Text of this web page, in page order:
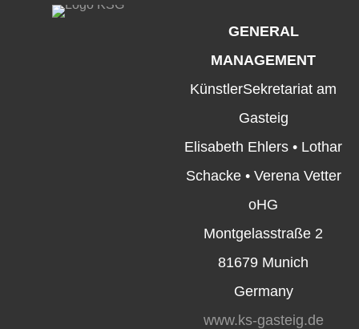
GENERAL
MANAGEMENT
KünstlerSekretariat am
Gasteig
Elisabeth Ehlers • Lothar
Schacke • Verena Vetter
oHG
Montgelasstraße 2
81679 Munich
Germany
www.ks-gasteig.de